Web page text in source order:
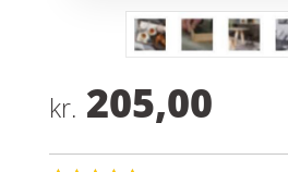
kr. 205,00